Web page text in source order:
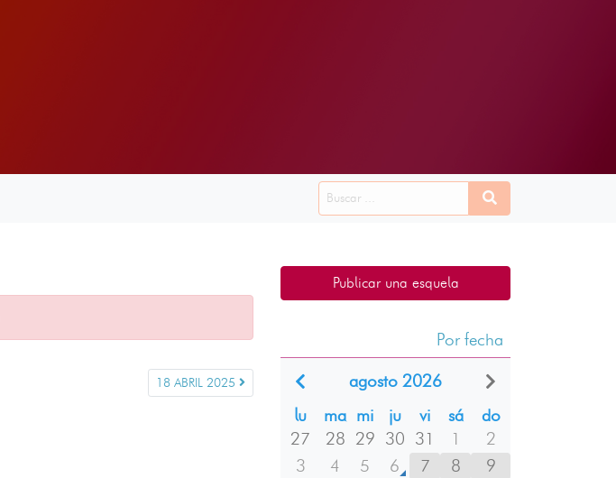
18 ABRIL 2025
Publicar una esquela
Por fecha
agosto 2026
lu
ma mi ju vi sá
do
27
28 29 30 31 1
2
3
4 5 6 7 8
9